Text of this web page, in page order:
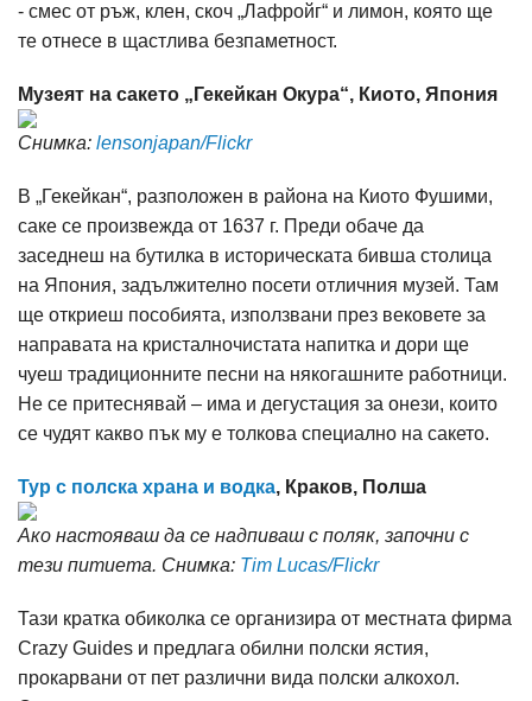
- смес от ръж, клен, скоч „Лафройг“ и лимон, която ще
те отнесе в щастлива безпаметност.
Музеят на сакето „Гекейкан Окура“, Киото, Япония
Снимка: lensonjapan/Flickr
В „Гекейкан“, разположен в района на Киото Фушими,
саке се произвежда от 1637 г. Преди обаче да
заседнеш на бутилка в историческата бивша столица
на Япония, задължително посети отличния музей. Там
ще откриеш пособията, използвани през вековете за
направата на кристалночистата напитка и дори ще
чуеш традиционните песни на някогашните работници.
Не се притеснявай – има и дегустация за онези, които
се чудят какво пък му е толкова специално на сакето.
Тур с полска храна и водка, Краков, Полша
Ако настояваш да се надпиваш с поляк, започни с
тези питиета. Снимка: Tim Lucas/Flickr
Тази кратка обиколка се организира от местната фирма
Crazy Guides и предлага обилни полски ястия,
прокарвани от пет различни вида полски алкохол.